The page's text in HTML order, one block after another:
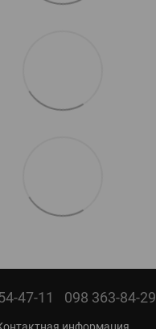
47-11 098 363-84-29
информация